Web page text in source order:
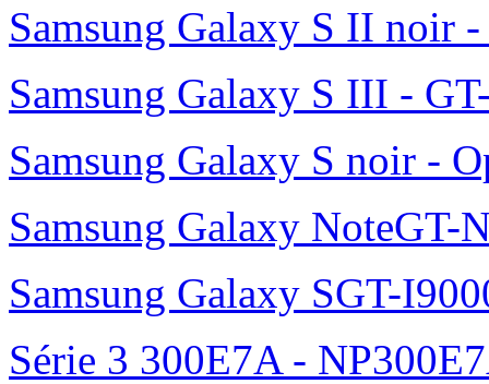
Samsung Galaxy S II noir
Samsung Galaxy S III -
Samsung Galaxy S noir -
Samsung Galaxy NoteGT-
Samsung Galaxy SGT-
Série 3 300E7A -